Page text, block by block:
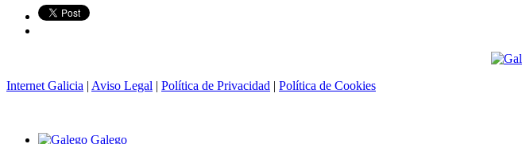
Internet Galicia | Aviso Legal | Política de Privacidad | Política de Cookies
Galego